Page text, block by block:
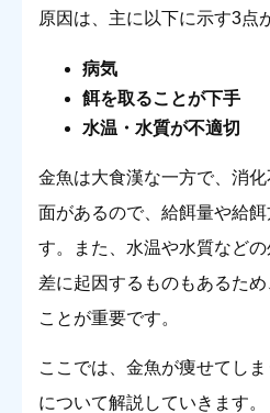
原因は、主に以下に示す3点
病気
餌を取ることが下手
水温・水質が不適切
金魚は大食漢な一方で、消
面があるので、給餌量や給
す。また、水温や水質など
差に起因するものもあるた
ことが重要です。
ここでは、金魚が痩せてし
について解説していきます。